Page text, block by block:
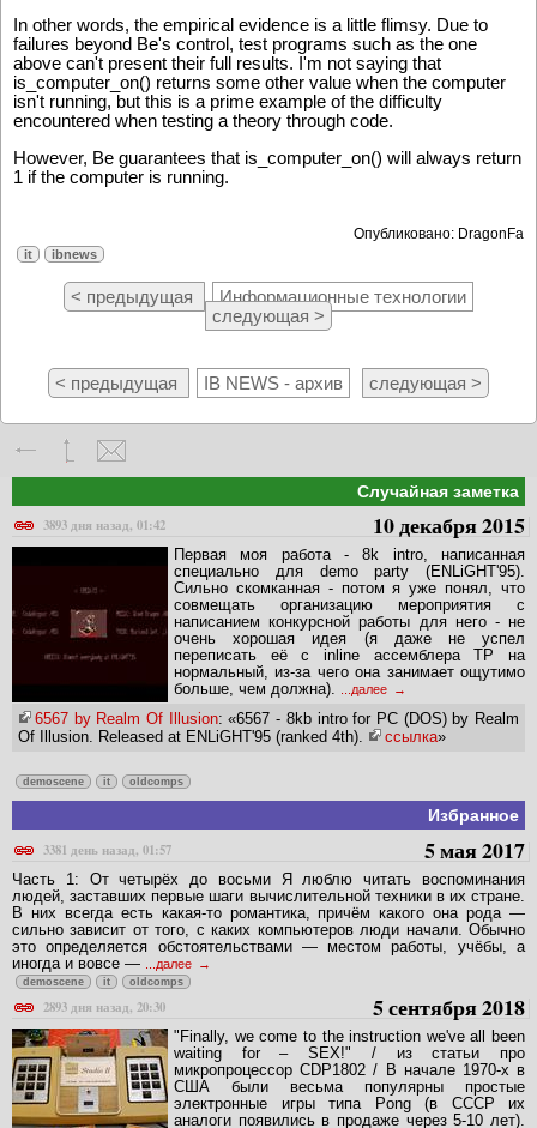
In other words, the empirical evidence is a little flimsy. Due to
failures beyond Be's control, test programs such as the one
above can't present their full results. I'm not saying that
is_computer_on() returns some other value when the computer
isn't running, but this is a prime example of the difficulty
encountered when testing a theory through code.
However, Be guarantees that is_computer_on() will always return
1 if the computer is running.
Опубликовано: DragonFa
it ibnews
< предыдущая
Информационные технологии
следующая >
< предыдущая IB NEWS - архив следующая >
Случайная заметка
3893 дня назад, 01:42
10 декабря 2015
Первая моя работа - 8k intro, написанная
специально для demo party (ENLiGHT'95).
Сильно скомканная - потом я уже понял, что
совмещать организацию мероприятия с
написанием конкурсной работы для него - не
очень хорошая идея (я даже не успел
переписать её с inline ассемблера TP на
нормальный, из-за чего она занимает ощутимо
больше, чем должна).
...далее
6567 by Realm Of Illusion: «6567 - 8kb intro for PC (DOS) by Realm
Of Illusion. Released at ENLiGHT'95 (ranked 4th).
ссылка»
demoscene it oldcomps
Избранное
3381 день назад, 01:57
5 мая 2017
Часть 1: От четырёх до восьми Я люблю читать воспоминания
людей, заставших первые шаги вычислительной техники в их стране.
В них всегда есть какая-то романтика, причём какого она рода —
сильно зависит от того, с каких компьютеров люди начали. Обычно
это определяется обстоятельствами — местом работы, учёбы, а
иногда и вовсе —
...далее
demoscene it oldcomps
2893 дня назад, 20:30 5 сентября 2018
"Finally, we come to the instruction we've all been
waiting for – SEX!" / из статьи про
микропроцессор CDP1802 / В начале 1970-х в
США были весьма популярны простые
электронные игры типа Pong (в СССР их
аналоги появились в продаже через 5-10 лет).